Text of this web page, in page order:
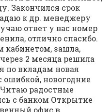
Закончился срок
к др. менеджеру
ответ у вас номер
отлично спасибо.
кабинетом, зашла,
2 месяца решила
по вкладам новая
ошибкой, новогодние
радостные
с банком Открытие
офис в